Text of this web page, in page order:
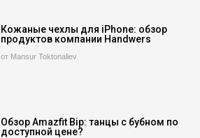
Кожаные чехлы для iPhone: обзор
продуктов компании Handwers
от Mansur Toktonaliev
Обзор Amazfit Bip: танцы с бубном по
доступной цене?